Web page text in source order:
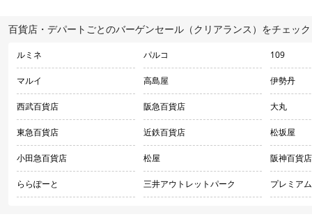
百貨店・デパートごとのバーゲンセール（クリアランス）をチェッ
ルミネ パルコ 109
マルイ 高島屋 伊勢丹
西武百貨店 阪急百貨店 大丸
東急百貨店 近鉄百貨店 松坂屋
小田急百貨店 松屋 阪神百貨店
ららぽーと 三井アウトレットパーク プレミア